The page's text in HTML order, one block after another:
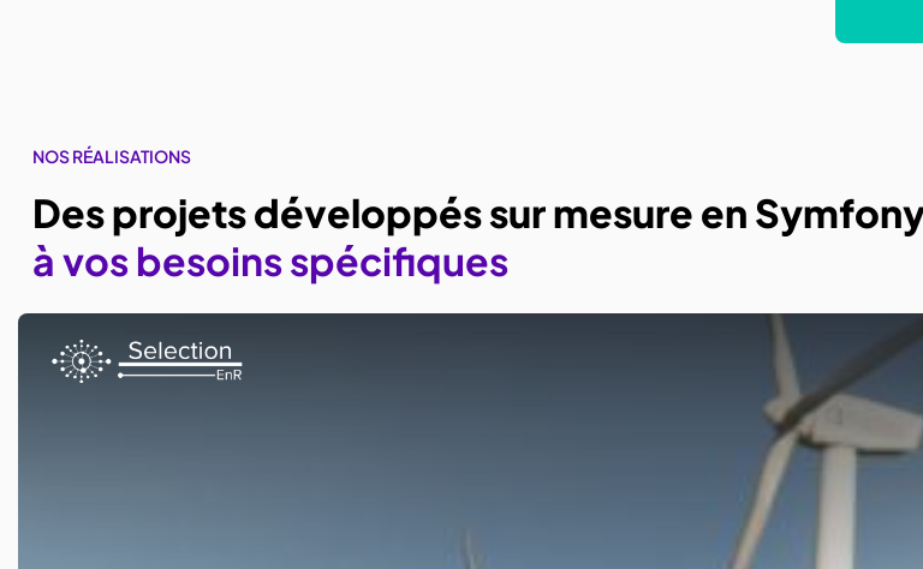
NOS RÉALISATIONS
Des projets développés sur mesure en
à vos besoins spécifiques